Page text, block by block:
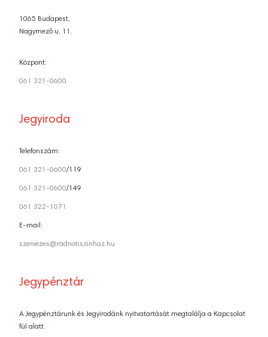
1065 Budapest,
Nagymező u. 11.
Központ:
061 321-0600
Jegyiroda
Telefonszám:
061 321-0600/119
061 321-0600/149
061 322-1071
E-mail:
szervezes@radnotiszinhaz.hu
Jegypénztár
A Jegypénztárunk és Jegyirodánk nyitvatartását megtalálja a Kapcsolat
fül alatt.